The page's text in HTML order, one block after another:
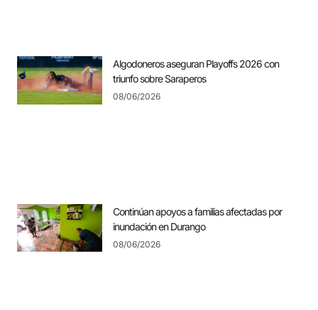
Algodoneros aseguran Playoffs 2026 con
triunfo sobre Saraperos
08/06/2026
Continúan apoyos a familias afectadas por
inundación en Durango
08/06/2026